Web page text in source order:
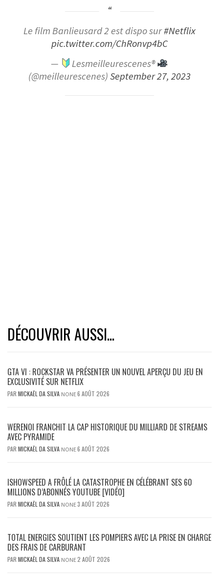
Le film Banlieusard 2 est dispo sur#Netflix
pic.twitter.com/ChRonvp4bC
—
Lesmeilleurescenes®️
(@meilleurescenes)September 27, 2023
DÉCOUVRIR AUSSI...
GTA VI : ROCKSTAR VA PRÉSENTER UN NOUVEL APERÇU DU JEU EN
EXCLUSIVITÉ SUR NETFLIX
PAR MICKAËL DA SILVA NONE6 AOÛT 2026
WERENOI FRANCHIT LA CAP HISTORIQUE DU MILLIARD DE STREAMS
AVEC PYRAMIDE
PAR MICKAËL DA SILVA NONE6 AOÛT 2026
ISHOWSPEED A FRÔLÉ LA CATASTROPHE EN CÉLÉBRANT SES 60
MILLIONS D’ABONNÉS YOUTUBE [VIDÉO]
PAR MICKAËL DA SILVA NONE3 AOÛT 2026
TOTAL ENERGIES SOUTIENT LES POMPIERS AVEC LA PRISE EN CHARGE
DES FRAIS DE CARBURANT
PAR MICKAËL DA SILVA NONE2 AOÛT 2026